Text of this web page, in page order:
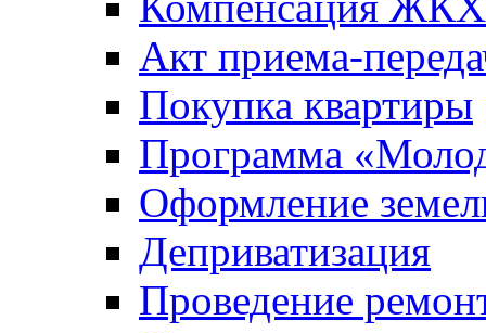
Акт приема-
Покупка квартиры
Программа
Оформление
Деприватизация
Проведение